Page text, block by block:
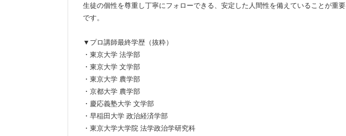
生徒の個性を尊重し丁寧にフォローできる、安定した人間性を備えていることが重要
です。
▼プロ講師最終学歴（抜粋）
・東京大学 法学部
・東京大学 文学部
・東京大学 農学部
・京都大学 農学部
・慶応義塾大学 文学部
・早稲田大学 政治経済学部
・東京大学大学院 法学政治学研究科